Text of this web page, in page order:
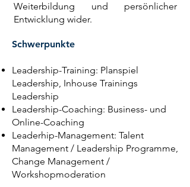
Weiterbildung und persönlicher
Entwicklung wider.
Schwerpunkte
Leadership-Training: Planspiel
Leadership, Inhouse Trainings
Leadership
Leadership-Coaching: Business- und
Online-Coaching
Leaderhip-Management: Talent
Management / Leadership Programme,
Change Management /
Workshopmoderation